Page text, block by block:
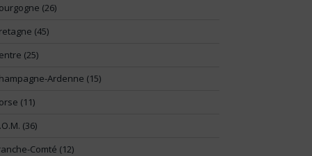
(26)
(45)
(25)
Ardenne (15)
(11)
(36)
Comté (12)